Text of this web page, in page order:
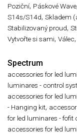
Poziční, Páskové Wave
S14s/S14d, Skladem
Stabilizovaný proud,
Vytvořte si sami, Válec,
Spectrum
accessories for led
luminares - control
accessories for led
- Hanging kit,
for led luminares - fofit
accessories for led